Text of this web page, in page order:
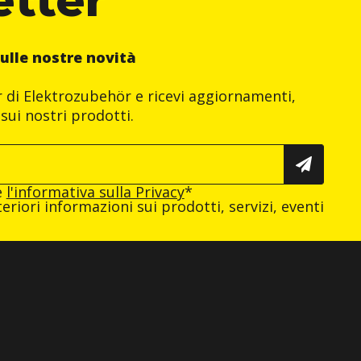
nostre novità
Elektrozubehör e ricevi aggiornamenti,
nostri prodotti.
l'informativa sulla Privacy*
informazioni sui prodotti, servizi, eventi